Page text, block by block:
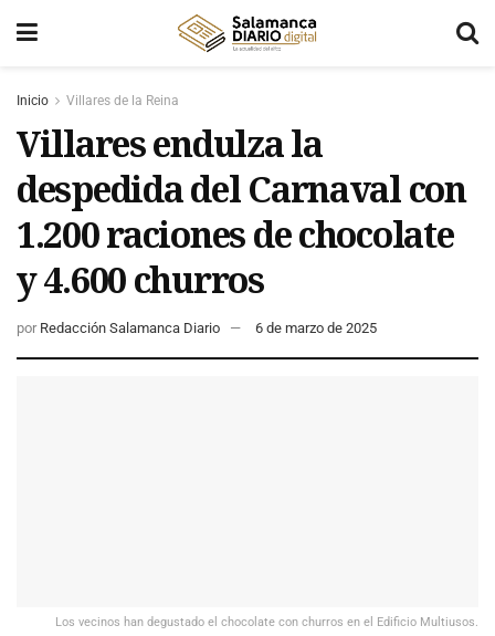
Inicio Villares de la Reina
Villares endulza la
despedida del Carnaval con
1.200 raciones de chocolate
y 4.600 churros
por Redacción Salamanca Diario 6 de marzo de 2025
Los vecinos han degustado el chocolate con churros en el Edificio Multiusos.